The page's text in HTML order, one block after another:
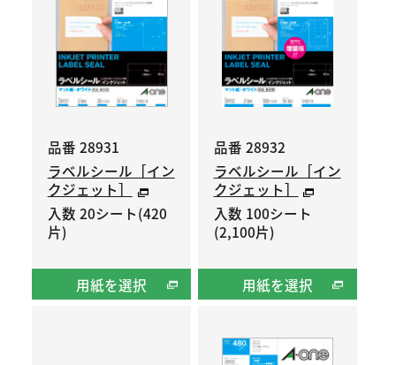
品番 28931
ラベルシール［イン
クジェット］
入数 20シート(420
片)
用紙を選択
品番 28932
ラベルシール［イン
クジェット］
入数 100シート
(2,100片)
用紙を選択